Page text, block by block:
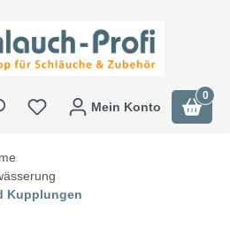
Mein Konto
0
Kupplungen